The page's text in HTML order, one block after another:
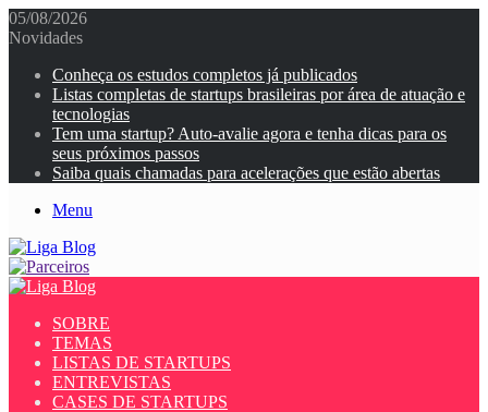
05/08/2026
Novidades
Conheça os estudos completos já publicados
Listas completas de startups brasileiras por área de atuação e
tecnologias
Tem uma startup? Auto-avalie agora e tenha dicas para os
seus próximos passos
Saiba quais chamadas para acelerações que estão abertas
Menu
SOBRE
TEMAS
LISTAS DE STARTUPS
ENTREVISTAS
CASES DE STARTUPS